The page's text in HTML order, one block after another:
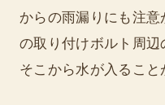
からの雨漏りにも注
の取り付けボルト周辺
そこから水が入ること